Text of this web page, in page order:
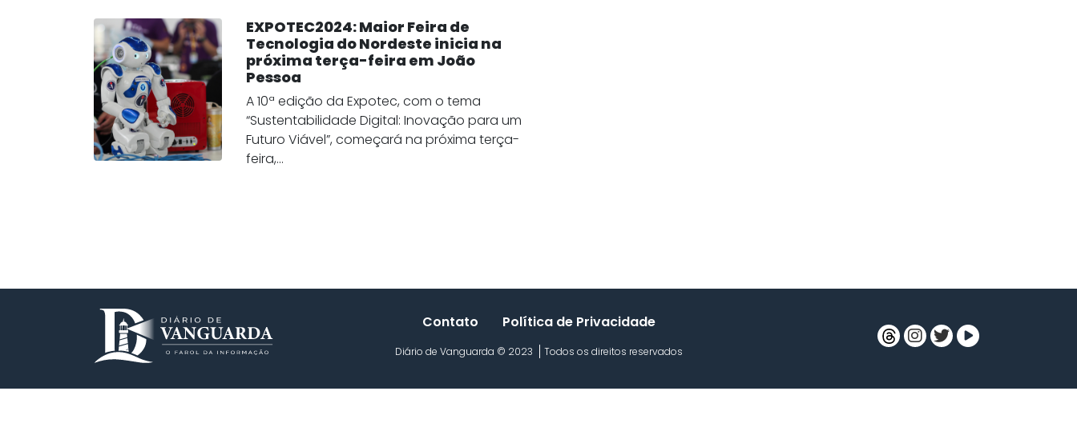
EXPOTEC2024: Maior Feira de
Tecnologia do Nordeste inicia na
próxima terça-feira em João
Pessoa
A 10ª edição da Expotec, com o tema
“Sustentabilidade Digital: Inovação para um
Futuro Viável”, começará na próxima terça-
feira,...
Contato Política de Privacidade
Diário de Vanguarda © 2023 Todos os direitos reservados